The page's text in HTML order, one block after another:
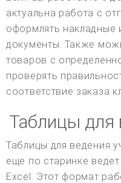
актуальна работа с
оформлять накладные
документы. Также
товаров с
проверять
соответствие заказа
Таблицы для
Таблицы для ведения
еще по старинке
Excel. Этот формат